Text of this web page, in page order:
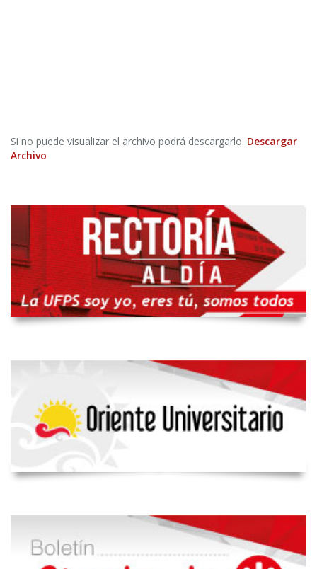
Si no puede visualizar el archivo podrá descargarlo. Descargar
Archivo